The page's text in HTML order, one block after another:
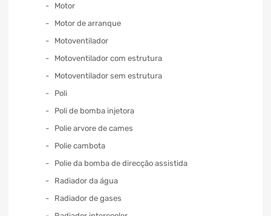
Motor
Motor de arranque
Motoventilador
Motoventilador com estrutura
Motoventilador sem estrutura
Poli
Poli de bomba injetora
Polie arvore de cames
Polie cambota
Polie da bomba de direcção assistida
Radiador da água
Radiador de gases